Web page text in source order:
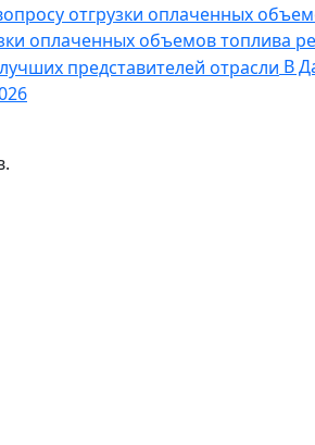
оплаченных объемов топлива
В